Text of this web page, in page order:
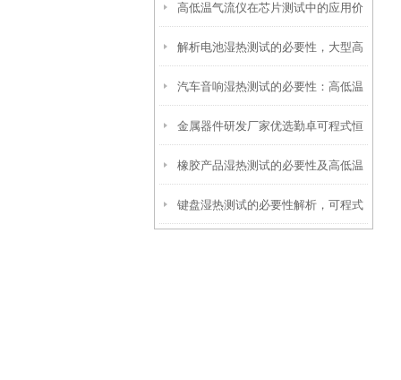
试验箱
高低温气流仪在芯片测试中的应用价
值与核心优势
解析电池湿热测试的必要性，大型高
低温湿热试验箱十分重要
汽车音响湿热测试的必要性：高低温
湿热试验箱筑牢品质防线
金属器件研发厂家优选勤卓可程式恒
温恒湿试验箱，筑牢品质研发防线
橡胶产品湿热测试的必要性及高低温
湿热循环检测箱的核心应用
键盘湿热测试的必要性解析，可程式